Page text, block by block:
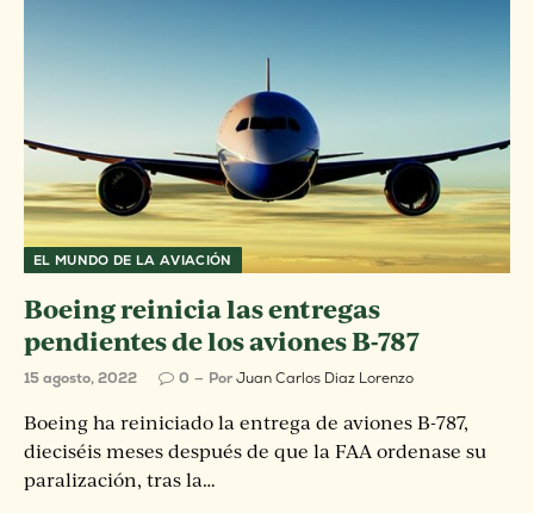
EL MUNDO DE LA AVIACIÓN
Boeing reinicia las entregas
pendientes de los aviones B-787
15 agosto, 2022 0 PorJuan Carlos Diaz Lorenzo
Boeing ha reiniciado la entrega de aviones B-787,
dieciséis meses después de que la FAA ordenase su
paralización, tras la…